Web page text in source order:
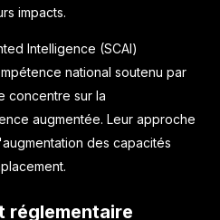
impacts.
Intelligence (SCAI)
national soutenu par
concentre sur la
augmentée. Leur approche
des capacités
réglementaire